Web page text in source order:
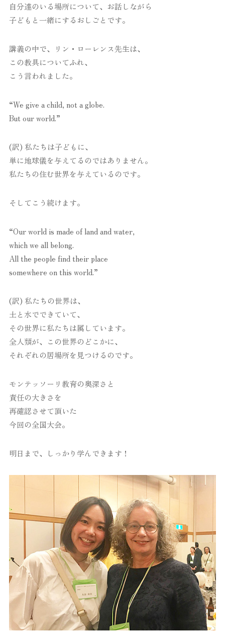
自分達のいる場所について、お話しながら
子どもと一緒にするおしごとです。
講義の中で、リン・ローレンス先生は、
この教具についてふれ、
こう言われました。
“We give a child, not a globe.
But our world.”
(訳) 私たちは子どもに、
単に地球儀を与えてるのではありません。
私たちの住む世界を与えているのです。
そしてこう続けます。
“Our world is made of land and water,
which we all belong.
All the people find their place
somewhere on this world.”
(訳) 私たちの世界は、
土と水でできていて、
その世界に私たちは属しています。
全人類が、この世界のどこかに、
それぞれの居場所を見つけるのです。
モンテッソーリ教育の奥深さと
責任の大きさを
再確認させて頂いた
今回の全国大会。
明日まで、しっかり学んできます！